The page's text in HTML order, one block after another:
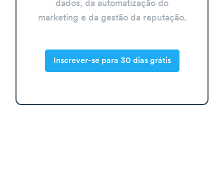
dados, da automatização do
marketing e da gestão da reputação.
Inscrever-se para 30 dias grátis